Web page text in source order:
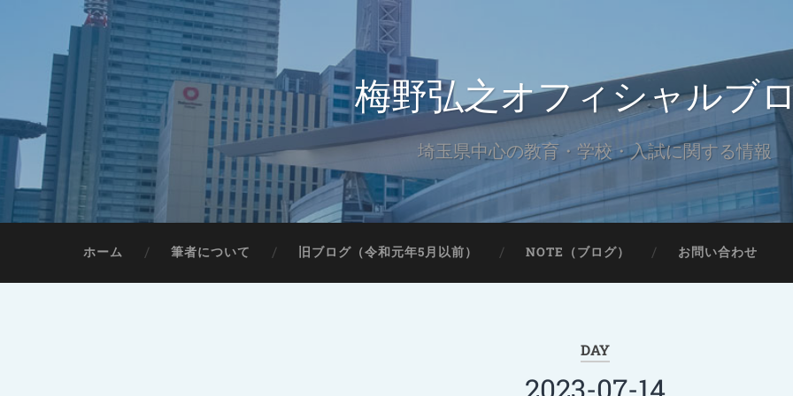
梅野弘之オフィシャルブ
埼玉県中心の教育・学校・入試に関する情報
ホーム 筆者について 旧ブログ（令和元年5月以前） NOTE（ブログ） お問い合わせ
DAY